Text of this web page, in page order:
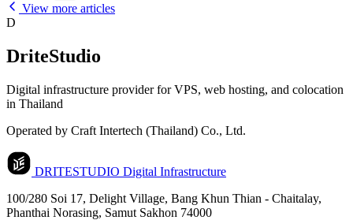
View more articles
D
DriteStudio
Digital infrastructure provider for VPS, web hosting, and colocation
in Thailand
Operated by Craft Intertech (Thailand) Co., Ltd.
DRITESTUDIO Digital Infrastructure
100/280 Soi 17, Delight Village, Bang Khun Thian - Chaitalay,
Phanthai Norasing, Samut Sakhon 74000